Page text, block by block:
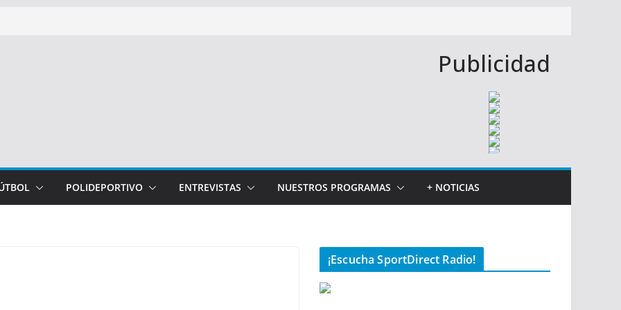
Publicidad
POLIDEPORTIVO ENTREVISTAS NUESTROS PROGRAMAS + NOTICIAS
¡Escucha SportDirect Radio!